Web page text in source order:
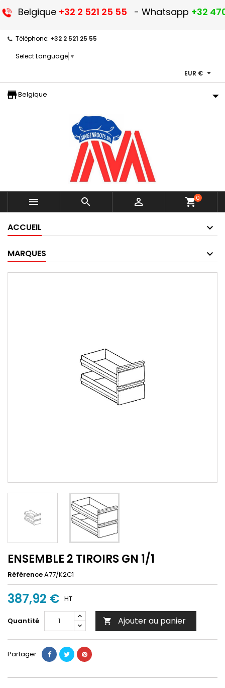
Belgique +32 2 521 25 55 - Whatsapp +32
Téléphone: +32 2 521 25 55
Select Language ▼
EUR € 
storefront
Belgique
   shopping_cart0
ACCUEIL
MARQUES
ENSEMBLE 2 TIROIRS GN 1/1
RéférenceA77/K2C1
387,92 € HT
Quantité  Ajouter au panier
Partager